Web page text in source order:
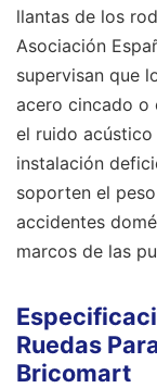
llantas de los
Asociación
supervisan que
acero cincado o
el ruido acústico
instalación
soporten el
accidentes
marcos de las
Ruedas
Bricomart